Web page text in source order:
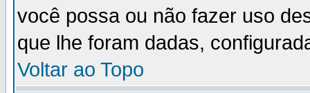
você possa ou não fazer uso
que lhe foram dadas,
Voltar ao Topo